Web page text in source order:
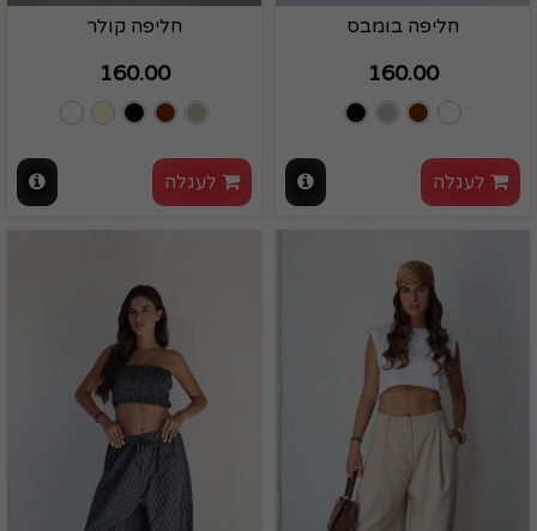
חליפה בומבס
160.00
לעגלה
חליפה קולר
160.00
לעגלה